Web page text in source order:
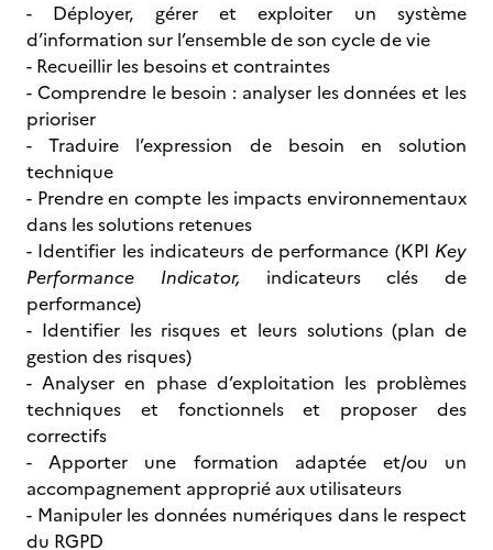
- Déployer, gérer et exploiter un système
d’information sur l’ensemble de son cycle de vie
- Recueillir les besoins et contraintes
- Comprendre le besoin : analyser les données et les
prioriser
- Traduire l’expression de besoin en solution
technique
- Prendre en compte les impacts environnementaux
dans les solutions retenues
- Identifier les indicateurs de performance (KPI Key
Performance Indicator, indicateurs clés de
performance)
- Identifier les risques et leurs solutions (plan de
gestion des risques)
- Analyser en phase d’exploitation les problèmes
techniques et fonctionnels et proposer des
correctifs
- Apporter une formation adaptée et/ou un
accompagnement approprié aux utilisateurs
- Manipuler les données numériques dans le respect
du RGPD